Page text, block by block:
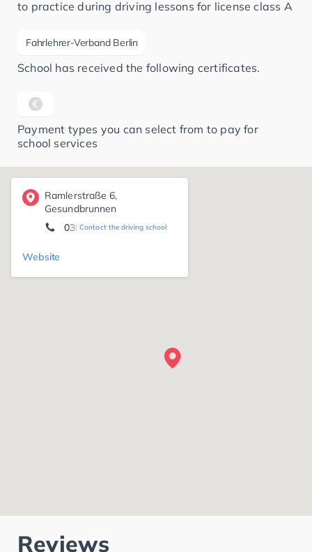
to practice during driving lessons for license class A
Fahrlehrer-Verband Berlin
School has received the following certificates.
Payment types you can select from to pay for
school services
Ramlerstraße 6,
Gesundbrunnen
Contact the driving school
030 4639240
Website
Reviews